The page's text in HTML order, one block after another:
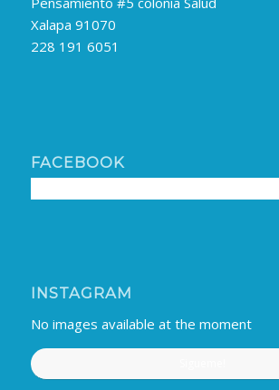
Xalapa 91070
228 191 6051
FACEBOOK
INSTAGRAM
No images available at the moment